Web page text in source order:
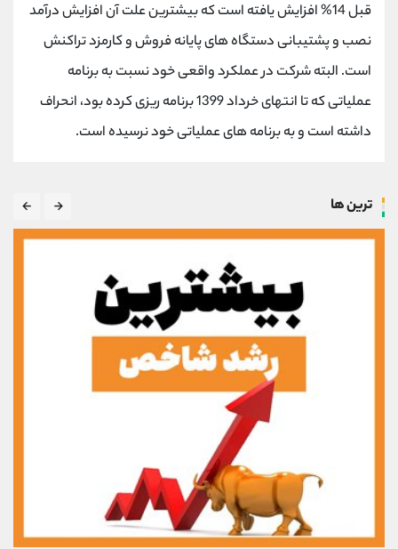
قبل 14% افزایش یافته است که بیشترین علت آن افزایش درآمد
نصب و پشتیبانی دستگاه های پایانه فروش و کارمزد تراکنش
است. البته شرکت در عملکرد واقعی خود نسبت به برنامه
عملیاتی که تا انتهای خرداد 1399 برنامه ریزی کرده بود، انحراف
داشته است و به برنامه های عملیاتی خود نرسیده است.
ترین ها